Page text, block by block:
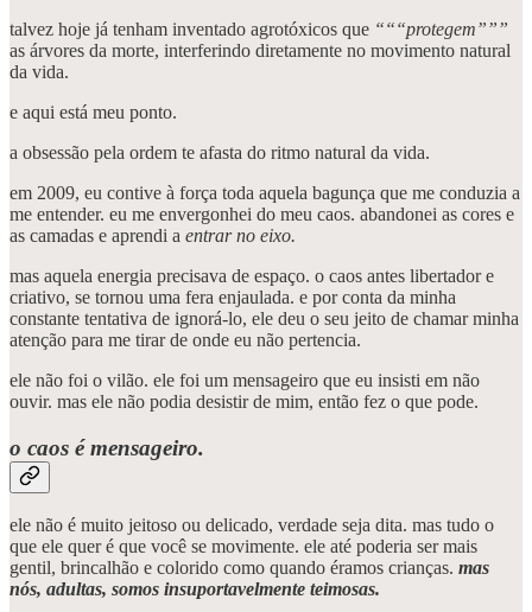
talvez hoje já tenham inventado agrotóxicos que “““protegem”””
as árvores da morte, interferindo diretamente no movimento natural
da vida.
e aqui está meu ponto.
a obsessão pela ordem te afasta do ritmo natural da vida.
em 2009, eu contive à força toda aquela bagunça que me conduzia a
me entender. eu me envergonhei do meu caos. abandonei as cores e
as camadas e aprendi a entrar no eixo.
mas aquela energia precisava de espaço. o caos antes libertador e
criativo, se tornou uma fera enjaulada. e por conta da minha
constante tentativa de ignorá-lo, ele deu o seu jeito de chamar minha
atenção para me tirar de onde eu não pertencia.
ele não foi o vilão. ele foi um mensageiro que eu insisti em não
ouvir. mas ele não podia desistir de mim, então fez o que pode.
o caos é mensageiro.
ele não é muito jeitoso ou delicado, verdade seja dita. mas tudo o
que ele quer é que você se movimente. ele até poderia ser mais
gentil, brincalhão e colorido como quando éramos crianças. mas
nós, adultas, somos insuportavelmente teimosas.